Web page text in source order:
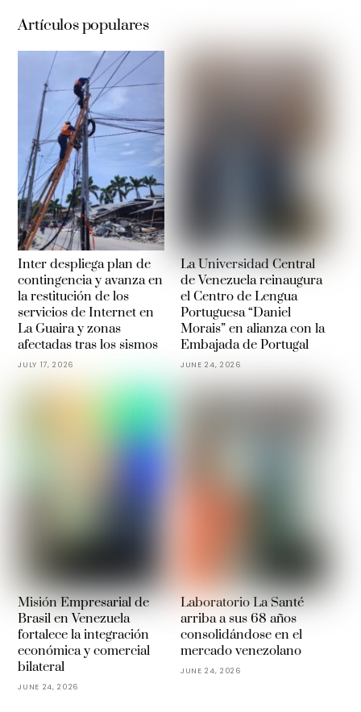
Artículos populares
Inter despliega plan de
contingencia y avanza en
la restitución de los
servicios de Internet en
La Guaira y zonas
afectadas tras los sismos
JULY 17, 2026
La Universidad Central
de Venezuela reinaugura
el Centro de Lengua
Portuguesa “Daniel
Morais” en alianza con la
Embajada de Portugal
JUNE 24, 2026
Misión Empresarial de
Brasil en Venezuela
fortalece la integración
económica y comercial
bilateral
JUNE 24, 2026
Laboratorio La Santé
arriba a sus 68 años
consolidándose en el
mercado venezolano
JUNE 24, 2026